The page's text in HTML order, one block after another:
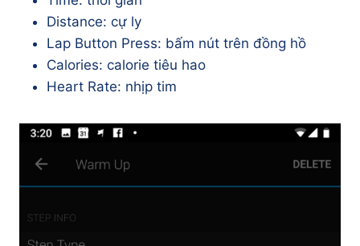
Distance: cự ly
Lap Button Press: bấm nút trên đồng hồ
Calories: calorie tiêu hao
Heart Rate: nhịp tim